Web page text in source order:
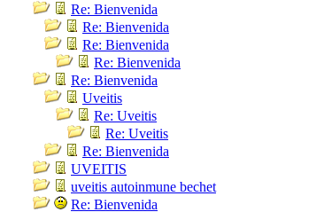
Re: Bienvenida
Re: Bienvenida
Re: Bienvenida
Re: Bienvenida
Re: Bienvenida
Uveitis
Re: Uveitis
Re: Uveitis
Re: Bienvenida
UVEITIS
uveitis autoinmune bechet
Re: Bienvenida